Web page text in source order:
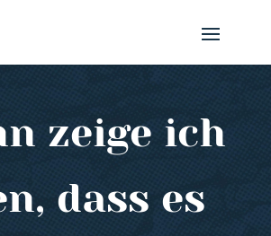
zeige ich
dass es